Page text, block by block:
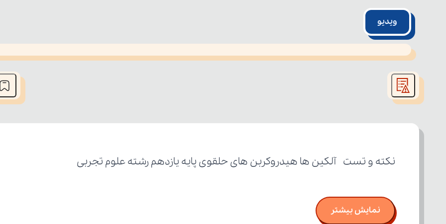
ویدیو
This
is
window.
نکته و تست  آلکین‌‌ ها هیدروکربن های حلقوی پایه یازدهم رشته علوم تجربی
نمایش بیشتر